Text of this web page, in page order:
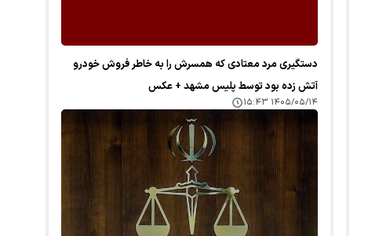
دستگیری مرد معتادی که همسرش را به خاطر فروش خودرو
آتش زده بود توسط پلیس مشهد + عکس
۱۴۰۵/۰۵/۱۴ ۱۵:۴۳